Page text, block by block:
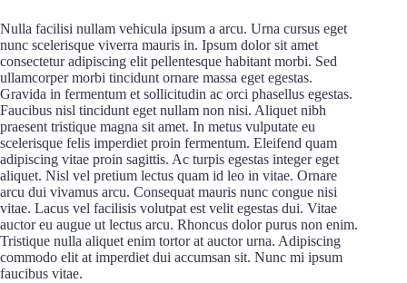
Nulla facilisi nullam vehicula ipsum a arcu. Urna cursus eget
nunc scelerisque viverra mauris in. Ipsum dolor sit amet
consectetur adipiscing elit pellentesque habitant morbi. Sed
ullamcorper morbi tincidunt ornare massa eget egestas.
Gravida in fermentum et sollicitudin ac orci phasellus egestas.
Faucibus nisl tincidunt eget nullam non nisi. Aliquet nibh
praesent tristique magna sit amet. In metus vulputate eu
scelerisque felis imperdiet proin fermentum. Eleifend quam
adipiscing vitae proin sagittis. Ac turpis egestas integer eget
aliquet. Nisl vel pretium lectus quam id leo in vitae. Ornare
arcu dui vivamus arcu. Consequat mauris nunc congue nisi
vitae. Lacus vel facilisis volutpat est velit egestas dui. Vitae
auctor eu augue ut lectus arcu. Rhoncus dolor purus non enim.
Tristique nulla aliquet enim tortor at auctor urna. Adipiscing
commodo elit at imperdiet dui accumsan sit. Nunc mi ipsum
faucibus vitae.